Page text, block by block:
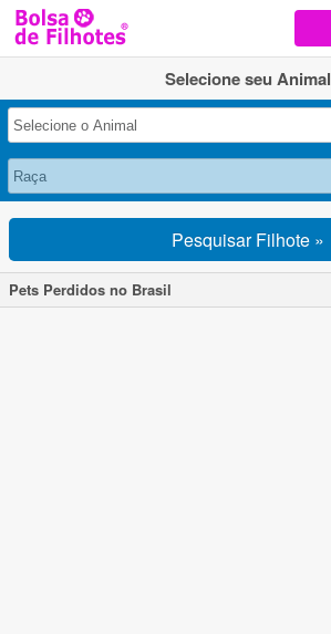
Selecione seu Animal
Pesquisar Filhote »
Pets Perdidos no Brasil